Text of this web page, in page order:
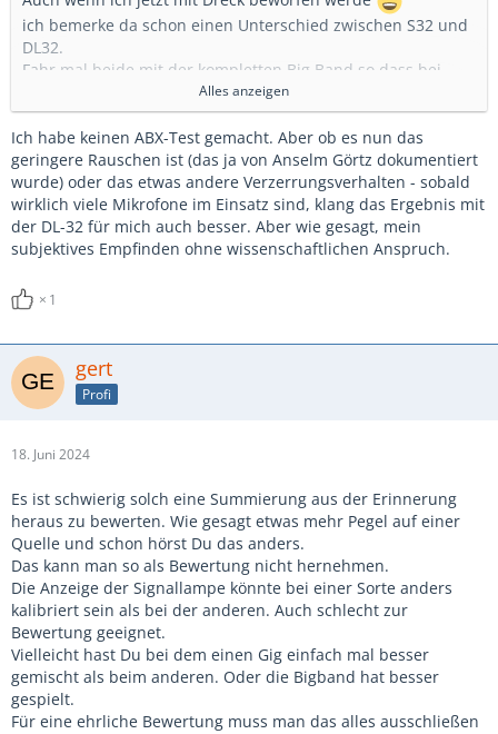
ich bemerke da schon einen Unterschied zwischen S32 und
DL32.
Fahr mal beide mit der kompletten Big Band so dass bei
3 Orange LEDs im Eingang leuchten; da wirds halt bei der
DL erst so richtig cremig
während die S32 schon das knarzen anfängt
Rauschen ist mir egal
Alles anzeigen
Ich habe keinen ABX-Test gemacht. Aber ob es nun das
geringere Rauschen ist (das ja von Anselm Görtz dokumentiert
wurde) oder das etwas andere Verzerrungsverhalten - sobald
wirklich viele Mikrofone im Einsatz sind, klang das Ergebnis mit
der DL-32 für mich auch besser. Aber wie gesagt, mein
subjektives Empfinden ohne wissenschaftlichen Anspruch.
1
gert
Profi
18. Juni 2024
Es ist schwierig solch eine Summierung aus der Erinnerung
heraus zu bewerten. Wie gesagt etwas mehr Pegel auf einer
Quelle und schon hörst Du das anders.
Das kann man so als Bewertung nicht hernehmen.
Die Anzeige der Signallampe könnte bei einer Sorte anders
kalibriert sein als bei der anderen. Auch schlecht zur
Bewertung geeignet.
Vielleicht hast Du bei dem einen Gig einfach mal besser
gemischt als beim anderen. Oder die Bigband hat besser
gespielt.
Für eine ehrliche Bewertung muss man das alles ausschließen